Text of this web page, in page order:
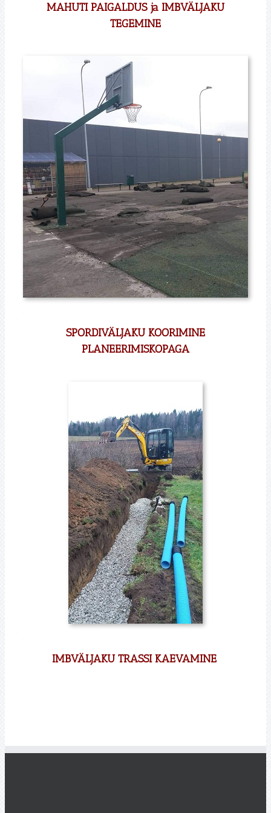
MAHUTI PAIGALDUS ja IMBVÄLJAKU
TEGEMINE
.
SPORDIVÄLJAKU KOORIMINE
PLANEERIMISKOPAGA
.
IMBVÄLJAKU TRASSI KAEVAMINE